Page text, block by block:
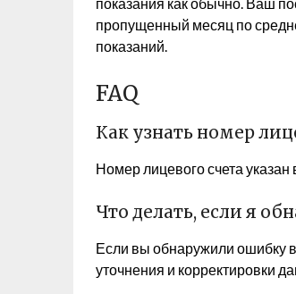
пропущенный месяц по
показаний.
FAQ
Как узнать номер
Номер лицевого счета
Что делать, если я
Если вы обнаружили ошибку
уточнения и корректировки